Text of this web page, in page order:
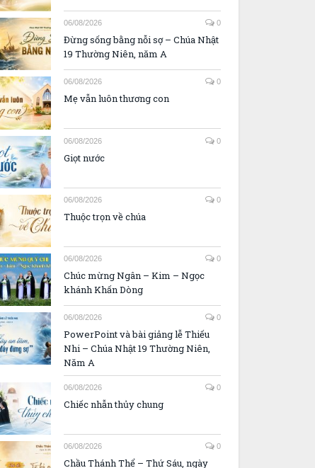
06/08/2026 0
Đừng sống bằng nỗi sợ – Chúa Nhật
19 Thường Niên, năm A
06/08/2026 0
Mẹ vẫn luôn thương con
06/08/2026 0
Giọt nước
06/08/2026 0
Thuộc trọn về chúa
06/08/2026 0
Chúc mừng Ngân – Kim – Ngọc
khánh Khấn Dòng
06/08/2026 0
PowerPoint và bài giảng lễ Thiếu
Nhi – Chúa Nhật 19 Thường Niên,
Năm A
06/08/2026 0
Chiếc nhẫn thủy chung
06/08/2026 0
Chầu Thánh Thể – Thứ Sáu, ngày